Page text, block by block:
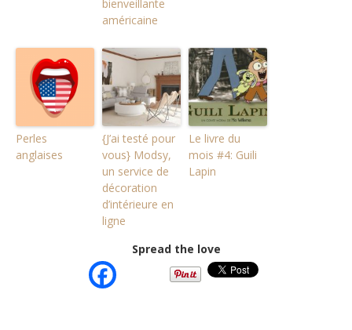
bienveillante
américaine
Perles
anglaises
{J’ai testé pour
vous} Modsy,
un service de
décoration
d’intérieure en
ligne
Le livre du
mois #4: Guili
Lapin
Spread the love